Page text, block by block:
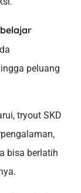
peluang
tryout SKD
bisa berlatih